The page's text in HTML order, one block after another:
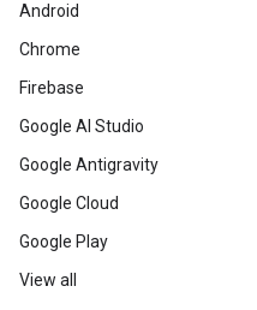
Android
Chrome
Firebase
Google AI Studio
Google Antigravity
Google Cloud
Google Play
View all